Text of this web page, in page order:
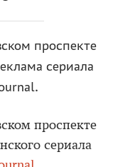
проспекте
сериала
проспекте
сериала